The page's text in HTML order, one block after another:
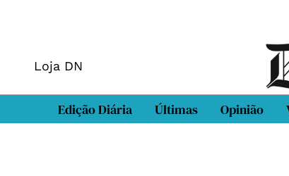
Loja DN
Edição Diária Últimas Opinião